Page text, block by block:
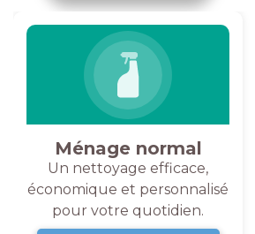
Ménage normal
Un nettoyage efficace,
économique et personnalisé
pour votre quotidien.